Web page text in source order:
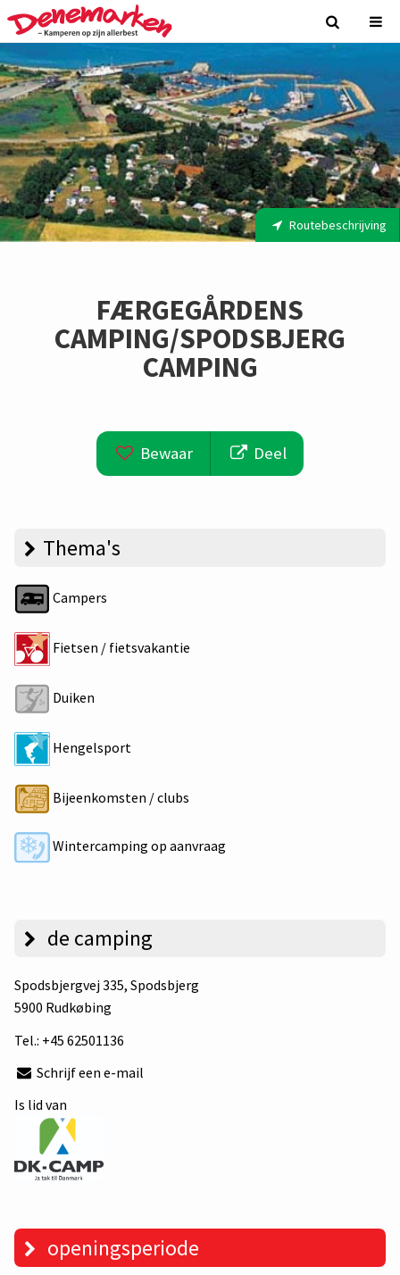
Routebeschrijving
FÆRGEGÅRDENS
CAMPING/SPODSBJERG
CAMPING
Bewaar Deel
Thema's
Campers
Fietsen / fietsvakantie
Duiken
Hengelsport
Bijeenkomsten / clubs
Wintercamping op aanvraag
de camping
Spodsbjergvej 335, Spodsbjerg
5900 Rudkøbing
Tel.: +45 62501136
Schrijf een e-mail
Is lid van
openingsperiode